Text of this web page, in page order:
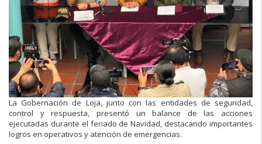
La Gobernación de Loja, junto con las entidades de seguridad,
control y respuesta, presentó un balance de las acciones
ejecutadas durante el feriado de Navidad, destacando importantes
logros en operativos y atención de emergencias.